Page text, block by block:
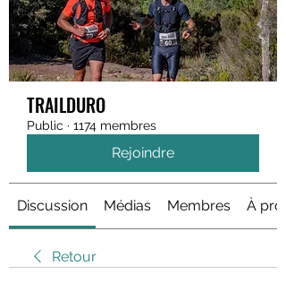
TRAILDURO
Public · 1174 membres
Rejoindre
Discussion Médias Membres À
Retour